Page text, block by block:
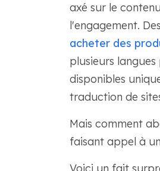
axé sur le
l'engagement.
acheter des
plusieurs
disponibles
traduction de
Mais comment
faisant appel à